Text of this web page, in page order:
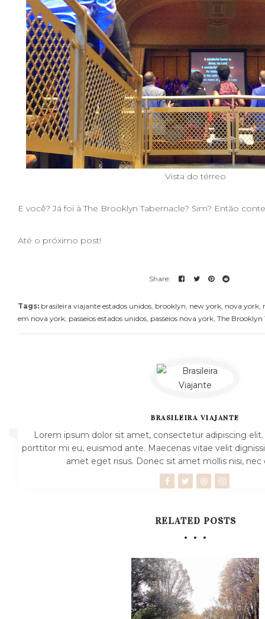
Vista do térreo
E você? Já foi à The Brooklyn Tabernacle? Sim? Então
Até o próximo post!
Tags: brasileira viajante estados unidos, brooklyn, new york, nova york,
em nova york, passeios estados unidos, passeios nova york, The Brooklyn
BRASILEIRA VIAJANTE
Lorem ipsum dolor sit amet, consectetur adipiscing
porttitor mi eu, euismod ante. Maecenas vitae velit
amet eget risus. Donec sit amet mollis nisi,
RELATED POSTS